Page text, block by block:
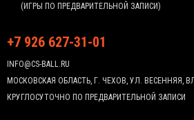
(ИГРЫ ПО ПРЕДВАРИТЕЛЬНОЙ ЗАПИСИ)
+7 926 627-31-01
INFO@CS-BALL.RU
МОСКОВСКАЯ ОБЛАСТЬ, Г. ЧЕХОВ, УЛ. ВЕСЕННЯЯ,
КРУГЛОСУТОЧНО ПО ПРЕДВАРИТЕЛЬНОЙ ЗАПИСИ